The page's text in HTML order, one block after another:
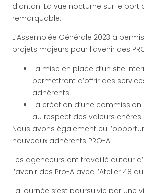
d’antan. La vue nocturne sur le
remarquable.
L’Assemblée Générale 2023 a
projets majeurs pour l’avenir des
La mise en place d’un site
permettront d’offrir des
adhérents.
La création d’une
au respect des valeurs chères
Nous avons également eu
nouveaux adhérents PRO-A.
Les agenceurs ont travaillé autour
l’avenir des Pro-A avec l’Atelier 48